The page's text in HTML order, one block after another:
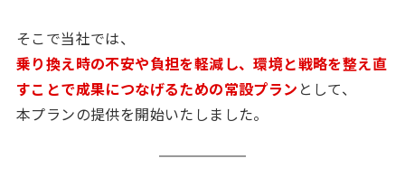
そこで当社では、
乗り換え時の不安や負担を軽減し、環境と戦略を整え直
すことで成果につなげるための常設プラン として、
本プランの提供を開始いたしました。